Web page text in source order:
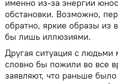
именно из-за энергии
обстановки. Возможно,
обратно, яркие образы из
бы лишь иллюзиями.
Другая ситуация с
словно бы пожили во все
заявляют, что раньше